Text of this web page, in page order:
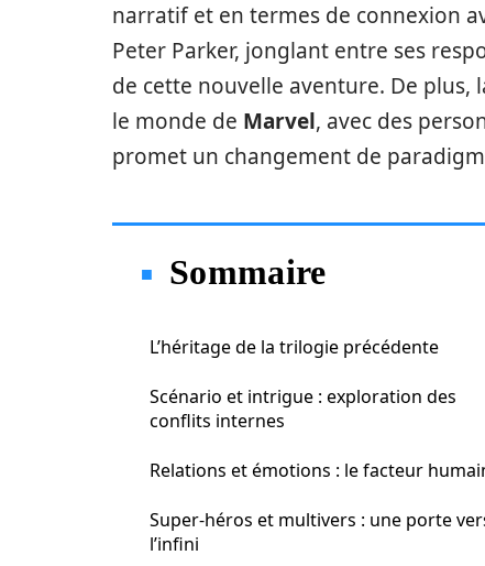
narratif et en termes de connexion
Peter Parker, jonglant entre ses
de cette nouvelle aventure. De plus,
le monde de Marvel, avec des
promet un changement de
Sommaire
L’héritage de la trilogie précédente
Scénario et intrigue : exploration des
conflits internes
Relations et émotions : le facteur
Super-héros et multivers : une porte
l’infini